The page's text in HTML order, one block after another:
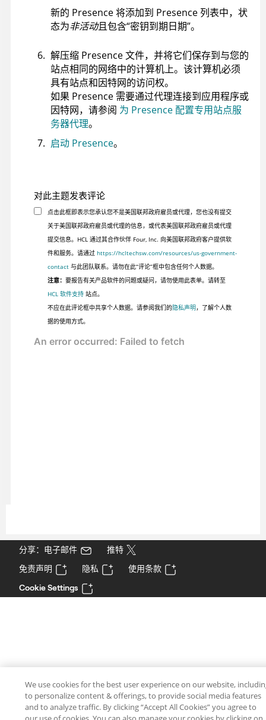
新的 Presence 将添加到 Presence 列表中，状
态为非活动且包含“密钥到期日期”。
解压缩 Presence 文件，并将它们保存到与您的
站点相同的网络中的计算机上。该计算机必须
具有站点和因特网的访问权。
如果 Presence 需要通过代理连接到应用程序或
因特网，请参阅 为 Presence 配置专用站点服
务器代理。
启动 Presence。
对此主题发表评论
点击此框即表示您承认您不是美国联邦政府雇员或代理，您也没有提交
关于美国联邦政府雇员或代理的信息，或代表美国联邦政府雇员或代理
提交信息。HCL 通过其合作伙伴 Four, Inc. 向美国联邦政府客户提供软
件和服务。请通过 https://hcltechsw.com/resources/us-government-
contact与此团队联系。请勿在此“评论”框中包含任何个人数据。
注意： 要报告有关产品软件的问题或疑问，请勿使用此表单。请转至
HCL 软件支持站点。
不应在此评论框中共享个人数据。请参阅我们的隐私声明，了解个人数
据的使用方式。
分享：电子邮件
推特
免责声明
隐私
使用条款
Cookie Settings
We use cookies for the best user experience on our website,
to personalize content & offerings, to provide social media features
and to analyze traffic. By clicking “Accept All Cookies” you agree to